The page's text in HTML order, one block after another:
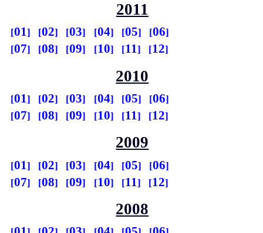
2011
01 02 03 04 05
06
07
08 09 10 11 12
2010
01 02 03 04 05
06
07
08 09 10 11 12
2009
01 02 03 04 05
06
07
08 09 10 11 12
2008